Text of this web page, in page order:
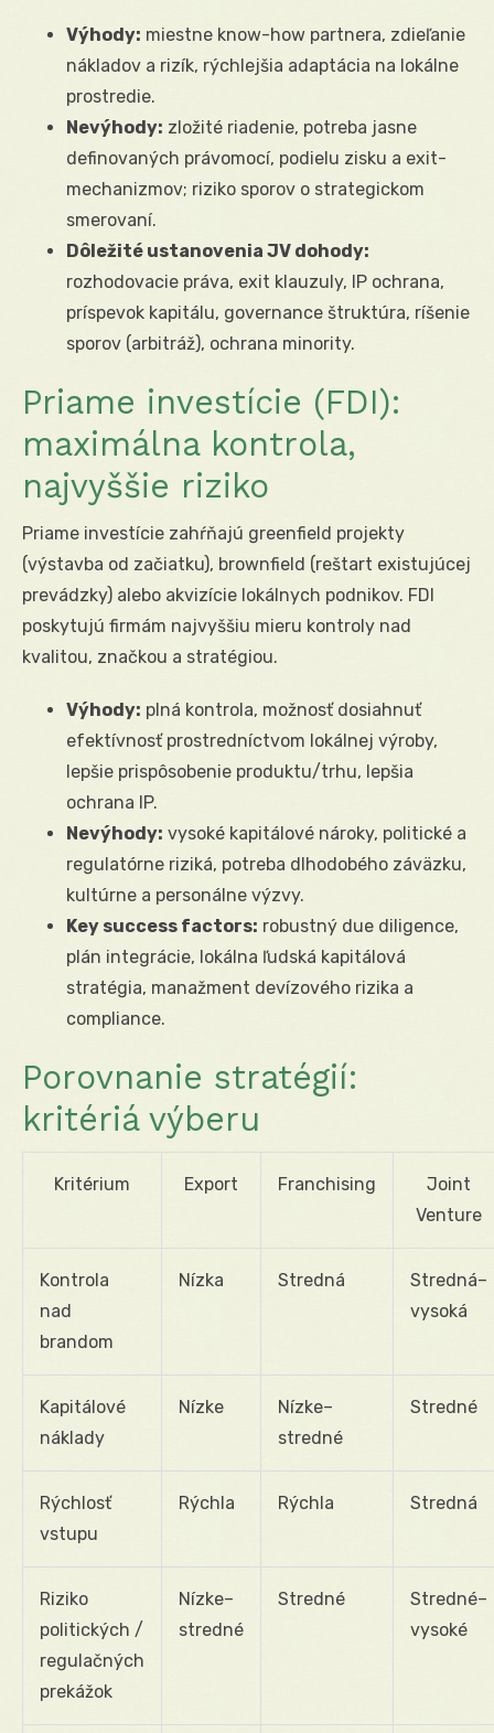
Výhody: miestne know-how partnera, zdieľanie
nákladov a rizík, rýchlejšia adaptácia na lokálne
prostredie.
Nevýhody: zložité riadenie, potreba jasne
definovaných právomocí, podielu zisku a exit-
mechanizmov; riziko sporov o strategickom
smerovaní.
Dôležité ustanovenia JV dohody:
rozhodovacie práva, exit klauzuly, IP ochrana,
príspevok kapitálu, governance štruktúra, ríšenie
sporov (arbitráž), ochrana minority.
Priame investície (FDI):
maximálna kontrola,
najvyššie riziko
Priame investície zahŕňajú greenfield projekty
(výstavba od začiatku), brownfield (reštart existujúcej
prevádzky) alebo akvizície lokálnych podnikov. FDI
poskytujú firmám najvyššiu mieru kontroly nad
kvalitou, značkou a stratégiou.
Výhody: plná kontrola, možnosť dosiahnuť
efektívnosť prostredníctvom lokálnej výroby,
lepšie prispôsobenie produktu/trhu, lepšia
ochrana IP.
Nevýhody: vysoké kapitálové nároky, politické a
regulatórne riziká, potreba dlhodobého záväzku,
kultúrne a personálne výzvy.
Key success factors: robustný due diligence,
plán integrácie, lokálna ľudská kapitálová
stratégia, manažment devízového rizika a
compliance.
Porovnanie stratégií:
kritériá výberu
Kritérium Export Franchising
Joint
Venture
Kontrola
nad
brandom
Nízka Stredná
Stredná–
vysoká
Kapitálové
náklady
Nízke
Nízke–
stredné
Stredné
Rýchlosť
vstupu
Rýchla Rýchla Stredná
Riziko
politických /
regulačných
prekážok
Nízke–
stredné
Stredné
Stredné–
vysoké